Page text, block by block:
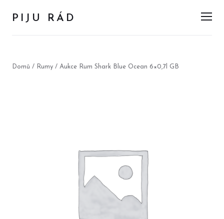
PIJU RÁD
Domů / Rumy / Aukce Rum Shark Blue Ocean 6×0,7l GB